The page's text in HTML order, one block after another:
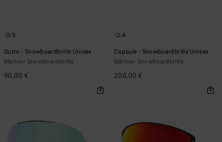
5
Outro - Snowboardbrille Unisex
Männer Snowboardbrille
90,00 €
4
Capsule - Snowboardbrille Unisex
Männer Snowboardbrille
200,00 €